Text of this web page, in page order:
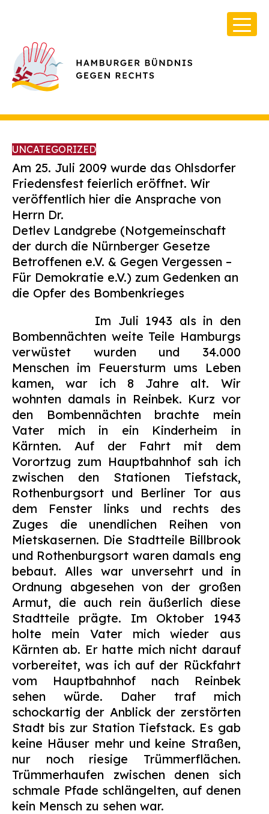
Über Uns
Infos & Broschüren
Archiv
Kontakt
Suchen
nach:
UNCATEGORIZED
Am 25. Juli 2009 wurde das Ohlsdorfer
Friedensfest feierlich eröffnet. Wir
veröffentlich hier die Ansprache von
Herrn Dr.
Detlev Landgrebe (Notgemeinschaft
der durch die Nürnberger Gesetze
Betroffenen e.V. & Gegen Vergessen –
Für Demokratie e.V.) zum Gedenken an
die Opfer des Bombenkrieges
Im Juli 1943 als in den
Bombennächten weite Teile Hamburgs
verwüstet wurden und 34.000
Menschen im Feuersturm ums Leben
kamen, war ich 8 Jahre alt. Wir
wohnten damals in Reinbek. Kurz vor
den Bombennächten brachte mein
Vater mich in ein Kinderheim in
Kärnten. Auf der Fahrt mit dem
Vorortzug zum Hauptbahnhof sah ich
zwischen den Stationen Tiefstack,
Rothenburgsort und Berliner Tor aus
dem Fenster links und rechts des
Zuges die unendlichen Reihen von
Mietskasernen. Die Stadtteile Billbrook
und Rothenburgsort waren damals eng
bebaut. Alles war unversehrt und in
Ordnung abgesehen von der großen
Armut, die auch rein äußerlich diese
Stadtteile prägte. Im Oktober 1943
holte mein Vater mich wieder aus
Kärnten ab. Er hatte mich nicht darauf
vorbereitet, was ich auf der Rückfahrt
vom Hauptbahnhof nach Reinbek
sehen würde. Daher traf mich
schockartig der Anblick der zerstörten
Stadt bis zur Station Tiefstack. Es gab
keine Häuser mehr und keine Straßen,
nur noch riesige Trümmerflächen.
Trümmerhaufen zwischen denen sich
schmale Pfade schlängelten, auf denen
kein Mensch zu sehen war.